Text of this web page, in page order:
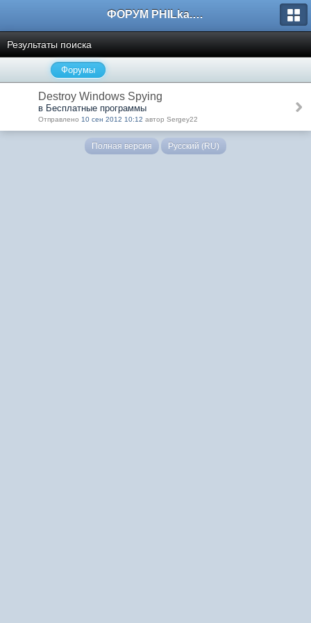
ФОРУМ PHILka.RU
Результаты поиска
Форумы
Destroy Windows Spying
в Бесплатные программы
Отправлено 10 сен 2012 10:12 автор Sergey22
Полная версия Русский (RU)